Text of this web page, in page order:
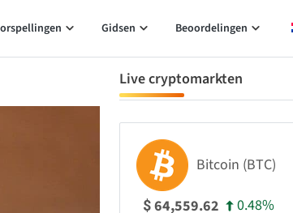
Gidsen Beoordelingen
Live cryptomarkten
Bitcoin (BTC)
$64,559.62 0.48%